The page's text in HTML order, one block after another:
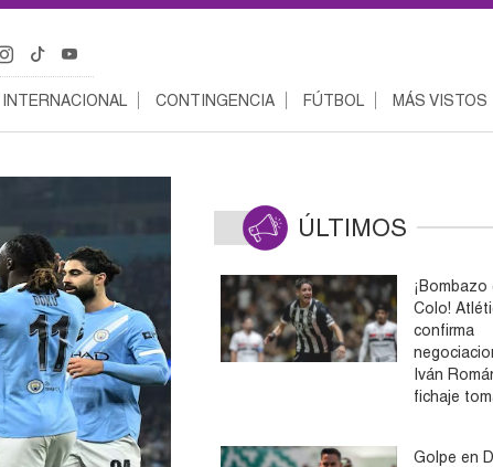
INTERNACIONAL CONTINGENCIA FÚTBOL MÁS VISTOS
ÚLTIMOS
¡Bombazo
Colo!
confirma
Iván
fichaje
Golpe en